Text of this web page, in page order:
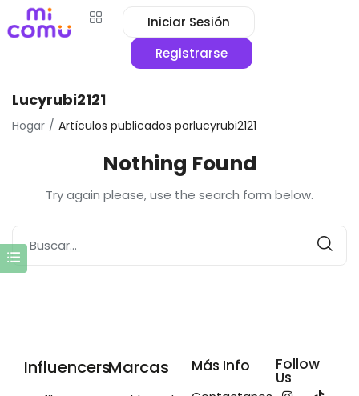
Iniciar Sesión
Registrarse
Lucyrubi2121
Hogar Artículos publicados porlucyrubi2121
Nothing Found
Try again please, use the search form below.
InfluencersMarcas Más Info Follow
Us